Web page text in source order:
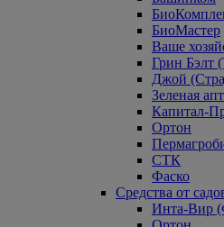
БиоМастер
Ваше
Грин Бэлт
Джой
Зеленая
Капитал-
Ортон
СТК
Фаско
Средства от
Инта-Вир